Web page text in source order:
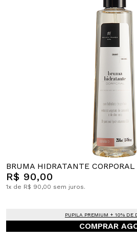
BRUMA HIDRATANTE
R$ 90,00
1x de R$ 90,00 sem juros.
PUPILA PREMIUM + 10% DE
COMPRAR